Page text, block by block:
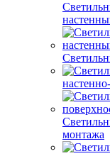
монтажа